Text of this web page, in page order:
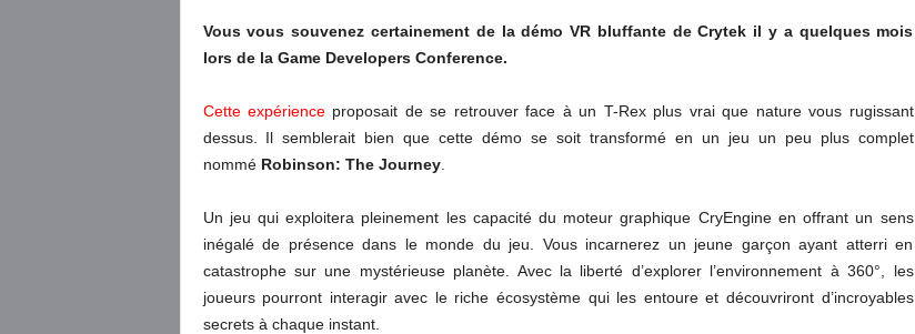
Vous vous souvenez certainement de la démo VR bluffante de Crytek il y a quelques mois
lors de la Game Developers Conference.
Cette expérienceproposait de se retrouver face à un T-Rex plus vrai que nature vous rugissant
dessus. Il semblerait bien que cette démo se soit transformé en un jeu un peu plus complet
nommé Robinson: The Journey.
Un jeu qui exploitera pleinement les capacité du moteur graphique CryEngine en offrant un sens
inégalé de présence dans le monde du jeu. Vous incarnerez un jeune garçon ayant atterri en
catastrophe sur une mystérieuse planète. Avec la liberté d’explorer l’environnement à 360°, les
joueurs pourront interagir avec le riche écosystème qui les entoure et découvriront d’incroyables
secrets à chaque instant.